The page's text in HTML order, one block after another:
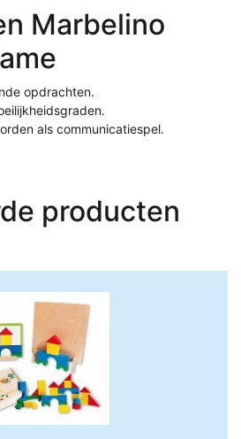
Marbelino
opdrachten.
als communicatiespel.
producten